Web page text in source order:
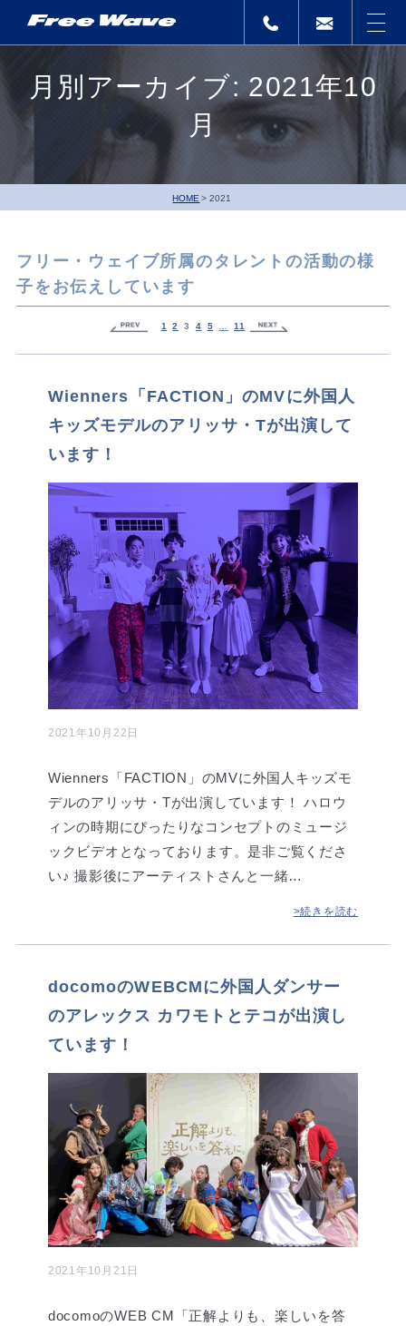
月別アーカイブ: 2021年10
月
HOME 2021
フリー・ウェイブ所属のタレントの活動の様
子をお伝えしています
1 2 3 4 5 11
Wienners「FACTION」のMVに外国人
キッズモデルのアリッサ・Tが出演して
います！
2021年10月22日
Wienners「FACTION」のMVに外国人キッズモ
デルのアリッサ・Tが出演しています！ ハロウ
ィンの時期にぴったりなコンセプトのミュージ
ックビデオとなっております。是非ご覧くださ
い♪ 撮影後にアーティストさんと一緒…
>続きを読む
docomoのWEBCMに外国人ダンサー
のアレックス カワモトとテコが出演し
ています！
2021年10月21日
docomoのWEB CM「正解よりも、楽しいを答